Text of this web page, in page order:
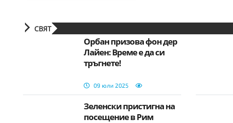
СВЯТ
Орбан призова фон дер
Лайен: Време е да си
тръгнете!
09 юли 2025
Зеленски пристигна на
посещение в Рим